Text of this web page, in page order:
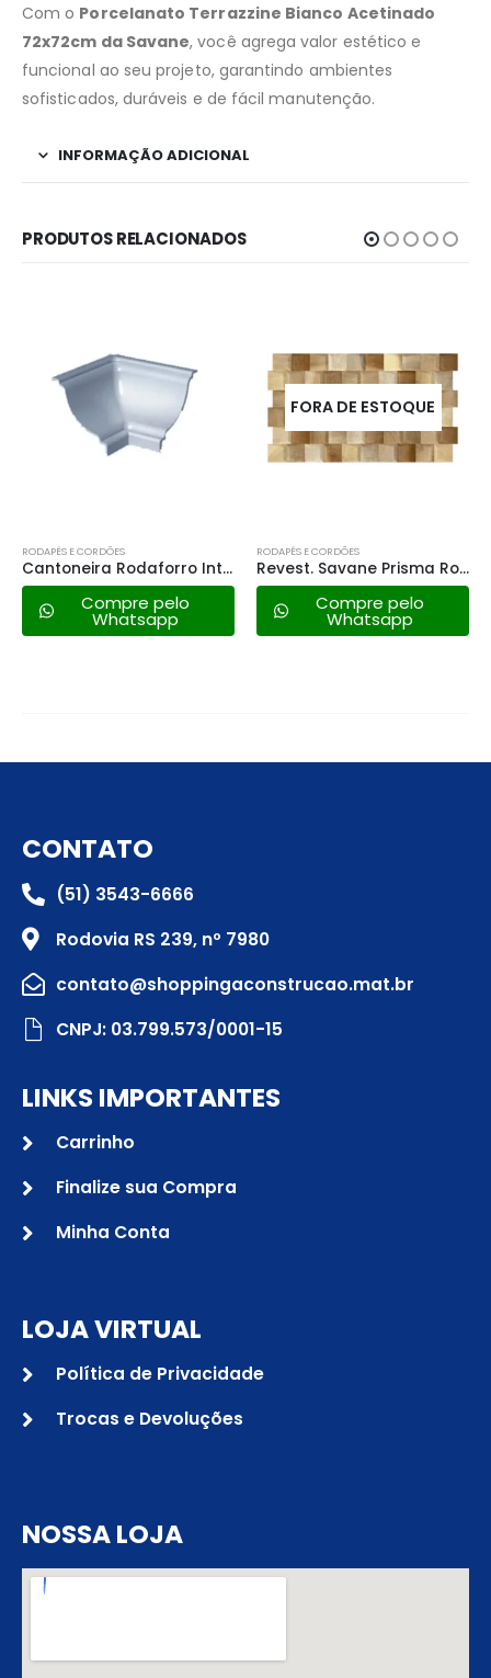
Com o Porcelanato Terrazzine Bianco Acetinado
72x72cm da Savane, você agrega valor estético e
funcional ao seu projeto, garantindo ambientes
sofisticados, duráveis e de fácil manutenção.
INFORMAÇÃO ADICIONAL
PRODUTOS RELACIONADOS
RODAPÉS E CORDÕES
Cantoneira Rodaforro Interna Pvc Premium Gelo
Compre pelo
Whatsapp
FORA DE ESTOQUE
RODAPÉS E CORDÕES
Revest. Savane Prisma Roble 31×54 a
Compre pelo
Whatsapp
CONTATO
(51) 3543-6666
Rodovia RS 239, nº 7980
contato@shoppingaconstrucao.mat.br
CNPJ: 03.799.573/0001-15
LINKS IMPORTANTES
Carrinho
Finalize sua Compra
Minha Conta
LOJA VIRTUAL
Política de Privacidade
Trocas e Devoluções
NOSSA LOJA